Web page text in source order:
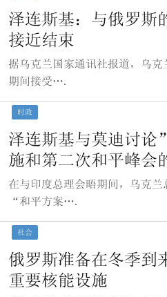
泽连斯基：与俄罗斯
接近结束
据乌克兰国家通讯社报道，乌克
期间接受….
时政
泽连斯基与莫迪讨
施和第二次和平峰会
在与印度总理会晤期间，乌克兰
“和平方案….
社会
俄罗斯准备在冬季到
重要核能设施